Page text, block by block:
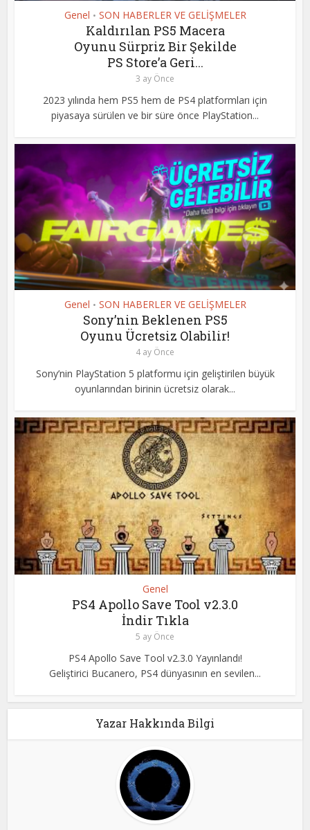
Genel • SON HABERLER VE GELİŞMELER
Kaldırılan PS5 Macera
Oyunu Sürpriz Bir Şekilde
PS Store’a Geri...
3 ay Önce
2023 yılında hem PS5 hem de PS4 platformları için
piyasaya sürülen ve bir süre önce PlayStation...
Genel • SON HABERLER VE GELİŞMELER
Sony’nin Beklenen PS5
Oyunu Ücretsiz Olabilir!
4 ay Önce
Sony’nin PlayStation 5 platformu için geliştirilen büyük
oyunlarından birinin ücretsiz olarak...
Genel
PS4 Apollo Save Tool v2.3.0
İndir Tıkla
5 ay Önce
PS4 Apollo Save Tool v2.3.0 Yayınlandı!
Geliştirici Bucanero, PS4 dünyasının en sevilen...
Yazar Hakkında Bilgi